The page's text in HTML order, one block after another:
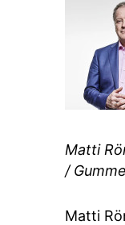
Matti
/
Matti